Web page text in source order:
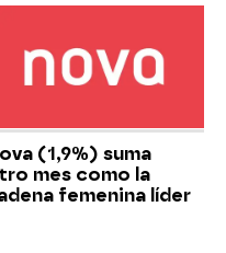
(1,9%) suma
mes como la
femenina líder